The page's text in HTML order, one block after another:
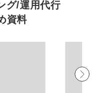
グ/運用代行
資料